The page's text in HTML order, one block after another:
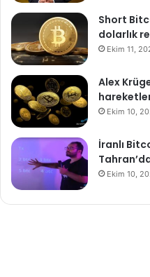
Short
dolarlık
Ekim 11,
Alex
Ekim 10,
İranlı
Ekim 10,